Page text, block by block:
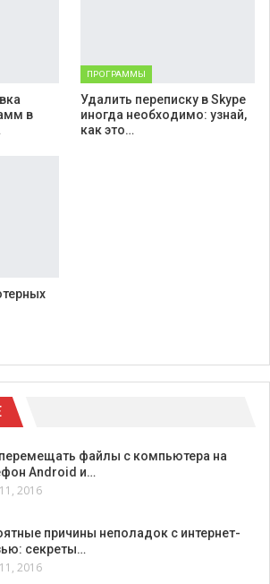
в
ПРОГРАММЫ
Удалить переписку в Skype
иногда необходимо: узнай,
как это…
файлы с компьютера на
Android и…
2016
причины неполадок с интернет-
секреты…
2016